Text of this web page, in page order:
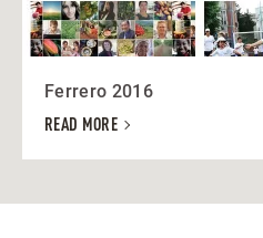
Ferrero 2016
READ MORE